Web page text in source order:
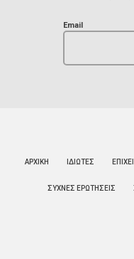
Email
ΑΡΧΙΚΗ ΙΔΙΩΤΕΣ
ΣΥΧΝΕΣ ΕΡΩΤΗΣΕΙΣ